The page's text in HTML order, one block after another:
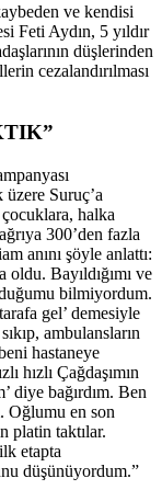
ve kendisi
Feti Aydın, 5 yıldır
düşlerinden
cezalandırılması
Suruç’a
halka
300’den fazla
anını şöyle anlattı:
Bayıldığımı ve
bilmiyordum.
gel’ demesiyle
ambulansların
hastaneye
hızlı Çağdaşımın
diye bağırdım. Ben
Oğlumu en son
platin taktılar.
etapta
düşünüyordum.”